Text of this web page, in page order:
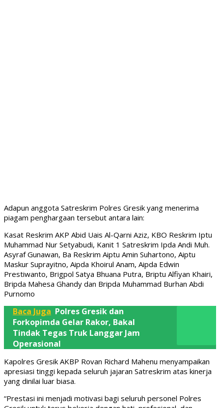
Adapun anggota Satreskrim Polres Gresik yang menerima
piagam penghargaan tersebut antara lain:
Kasat Reskrim AKP Abid Uais Al-Qarni Aziz, KBO Reskrim Iptu
Muhammad Nur Setyabudi, Kanit 1 Satreskrim Ipda Andi Muh.
Asyraf Gunawan, Ba Reskrim Aiptu Amin Suhartono, Aiptu
Maskur Suprayitno, Aipda Khoirul Anam, Aipda Edwin
Prestiwanto, Brigpol Satya Bhuana Putra, Briptu Alfiyan Khairi,
Bripda Mahesa Ghandy dan Bripda Muhammad Burhan Abdi
Purnomo
Baca Juga Polres Gresik dan
Forkopimda Gelar Rakor, Bakal
Tindak Tegas Truk Langgar Jam
Operasional
Kapolres Gresik AKBP Rovan Richard Mahenu menyampaikan
apresiasi tinggi kepada seluruh jajaran Satreskrim atas kinerja
yang dinilai luar biasa.
“Prestasi ini menjadi motivasi bagi seluruh personel Polres